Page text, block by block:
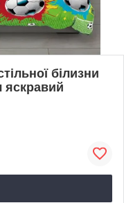
білизни
яскравий